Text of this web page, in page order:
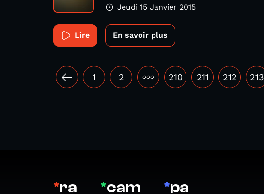
Jeudi 15 Janvier 2015
Lire En savoir plus
1 2 ••• 210 211 212 213
*ra *cam *pa